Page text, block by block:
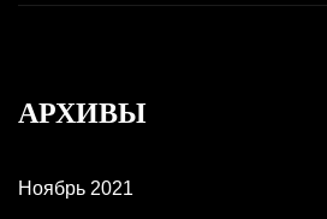
АРХИВЫ
Ноябрь 2021